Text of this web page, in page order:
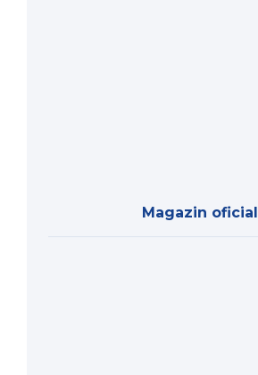
Magazin oficial